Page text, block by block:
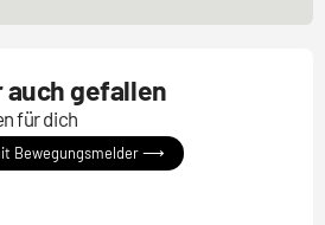
auch gefallen
für dich
Bewegungsmelder ⟶